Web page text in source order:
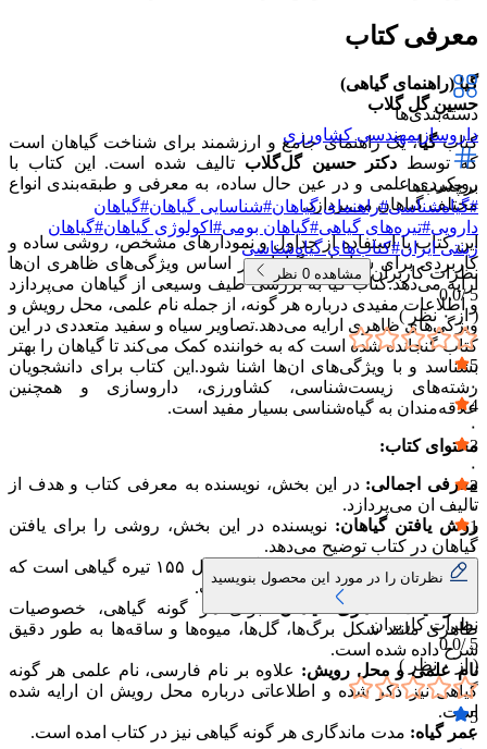
معرفی کتاب
گیا (راهنمای گیاهی)
حسین گل گلاب
کتابگیا، یک راهنمای جامع و ارزشمند برای شناخت گیاهان است
که توسط دکتر حسین گل‌گلاب تالیف شده است. این کتاب با
رویکردی علمی و در عین حال ساده، به معرفی و طبقه‌بندی انواع
مختلف گیاهان می‌پردازد.
این کتاب با استفاده از جداول و نمودارهای مشخص، روشی ساده و
کاربردی برای شناسایی گیاهان بر اساس ویژگی‌های ظاهری ان‌ها
ارایه می‌دهد.کتاب گیا به بررسی طیف وسیعی از گیاهان می‌پردازد
و اطلاعات مفیدی درباره هر گونه، از جمله نام علمی، محل رویش و
ویژگی‌های ظاهری ارایه می‌دهد.تصاویر سیاه و سفید متعددی در این
کتاب گنجانده شده است که به خواننده کمک می‌کند تا گیاهان را بهتر
بشناسد و با ویژگی‌های ان‌ها اشنا شود.این کتاب برای دانشجویان
رشته‌های زیست‌شناسی، کشاورزی، داروسازی و همچنین
علاقه‌مندان به گیاه‌شناسی بسیار مفید است.
محتوای کتاب:
معرفی اجمالی: در این بخش، نویسنده به معرفی کتاب و هدف از
تالیف ان می‌پردازد.
روش یافتن گیاهان: نویسنده در این بخش، روشی را برای یافتن
گیاهان در کتاب توضیح می‌دهد.
فهرست تیره‌های گیاهی:
کتاب گیا شامل ۱۵۵ تیره گیاهی است که
هر یک به طور مفصل بررسی شده است.
خصوصیات ظاهری گیاهان:
برای هر گونه گیاهی، خصوصیات
ظاهری مانند شکل برگ‌ها، گل‌ها، میوه‌ها و ساقه‌ها به طور دقیق
شرح داده شده است.
نام علمی و محل رویش: علاوه بر نام فارسی، نام علمی هر گونه
گیاهی نیز ذکر شده و اطلاعاتی درباره محل رویش ان ارایه شده
است.
عمر گیاه: مدت ماندگاری هر گونه گیاهی نیز در کتاب امده است.
دسته‌بندی‌ها
داروسازیمهندسی کشاورزی
برچسب‌ها
#گیاه‌شناسی#راهنمای گیاهان#شناسایی گیاهان#گیاهان
دارویی#تیره‌های گیاهی#گیاهان بومی# اکولوژی گیاهان#گیاهان
زینتی ایران#کتاب‌های گیاه‌شناسی
نظرات کاربران مشاهده 0 نظر
5 /
0.0
( از ۰ نظر )
5
۰
4
۰
3
۰
2
۰
1
۰
نظرتان را در مورد این محصول بنویسید
نظرات کاربران
5 /
0.0
( از ۰ نظر )
5
۰